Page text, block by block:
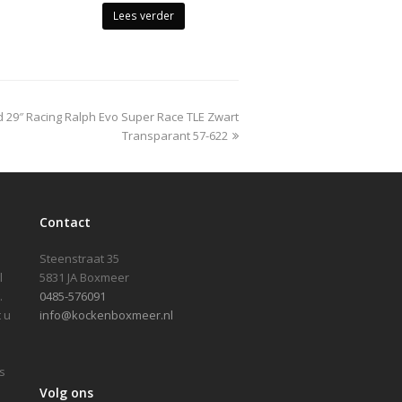
Lees verder
Racing Ralph Evo Super Race TLE Zwart
Transparant 57-622
u
Contact
Steenstraat 35
5831 JA Boxmeer
0485-576091
info@kockenboxmeer.nl
Volg ons